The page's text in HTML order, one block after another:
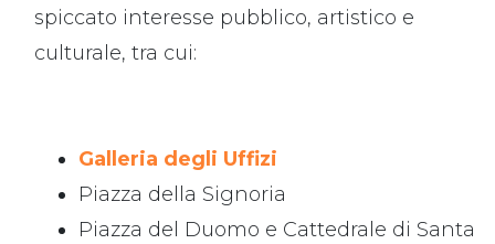
spiccato interesse pubblico, artistico e
culturale, tra cui:
Galleria degli Uffizi
Piazza della Signoria
Piazza del Duomo e Cattedrale di Santa